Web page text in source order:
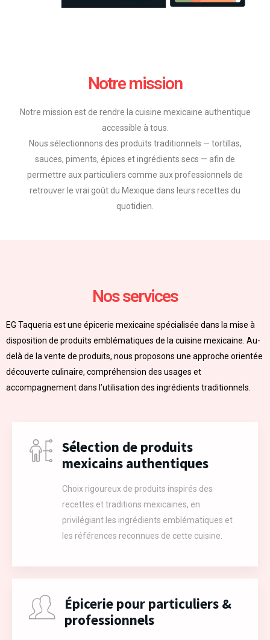
Notre mission
Notre mission est de rendre la cuisine mexicaine authentique
accessible à tous.
Nous sélectionnons des produits traditionnels — tortillas,
sauces, piments, épices et ingrédients secs — afin de
permettre aux particuliers comme aux professionnels de
retrouver le vrai goût du Mexique dans leurs recettes du
quotidien.
Nos services
EG Taqueria est une épicerie mexicaine spécialisée dans la mise à
disposition de produits emblématiques de la cuisine mexicaine. Au-
delà de la vente de produits, nous proposons une approche orientée
découverte culinaire, compréhension des usages et
accompagnement dans l’utilisation des ingrédients traditionnels.
Sélection de produits
mexicains authentiques
Choix rigoureux de produits inspirés des
recettes et traditions mexicaines, en
privilégiant les ingrédients emblématiques et
les références reconnues de cette cuisine.
Épicerie pour particuliers &
professionnels